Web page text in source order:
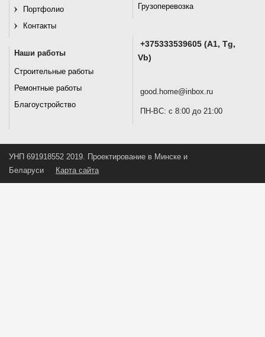
Портфолио
Контакты
Грузоперевозка
Наши работы
Строительные работы
Ремонтные работы
Благоустройство
+375333539605 (A1, Tg,
Vb)
good.home@inbox.ru
ПН-ВС: с 8:00 до 21:00
УНП 691918552 2019. Проектирование в Минске и
Беларуси
Карта сайта